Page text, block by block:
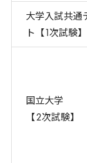
大学入試共通
ト【
次試験】
国立大学
【 2次試験】